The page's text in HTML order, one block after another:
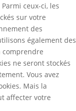
ceux-ci, les
sur votre
des
également des
comprendre
ne seront stockés
Vous avez
Mais la
affecter votre